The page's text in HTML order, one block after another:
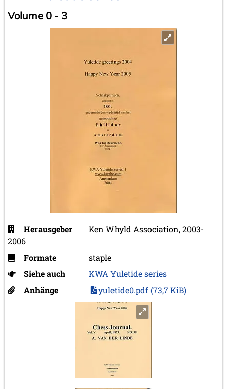
Volume 0 - 3
Herausgeber
Ken Whyld Association, 2003-
2006
Formate
staple
Siehe auch
KWA Yuletide series
Anhänge
yuletide0.pdf (73,7 KiB)